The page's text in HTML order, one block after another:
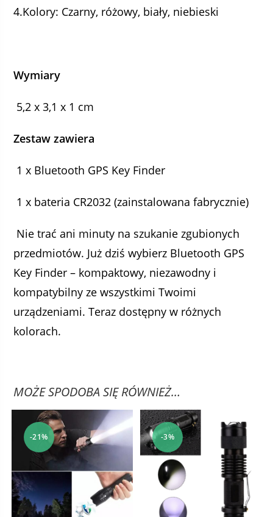
4.Kolory: Czarny, różowy, biały, niebieski
Wymiary
5,2 x 3,1 x 1 cm
Zestaw zawiera
1 x Bluetooth GPS Key Finder
1 x bateria CR2032 (zainstalowana fabrycznie)
Nie trać ani minuty na szukanie zgubionych
przedmiotów. Już dziś wybierz Bluetooth GPS
Key Finder – kompaktowy, niezawodny i
kompatybilny ze wszystkimi Twoimi
urządzeniami. Teraz dostępny w różnych
kolorach.
MOŻE SPODOBA SIĘ RÓWNIEŻ…
-21% -3%